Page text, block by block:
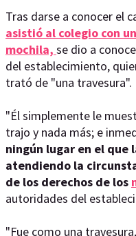
Tras darse a conocer el
asistió al colegio con
mochila, se dio a
del establecimiento,
trató de "una travesura".
"Él simplemente le
trajo y nada más; e
ningún lugar en el que
atendiendo la
de los derechos de los
autoridades del
"Fue como una